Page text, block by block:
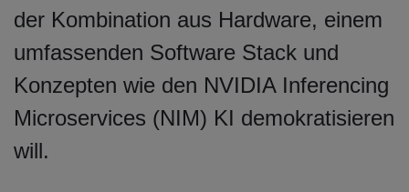
der Kombination aus Hardware, einem
umfassenden Software Stack und
Konzepten wie den NVIDIA Inferencing
Microservices (NIM) KI demokratisieren
will.